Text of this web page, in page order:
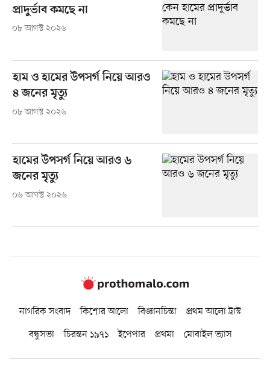
প্রাদুর্ভাব কমছে না
০৮ আগস্ট ২০২৬
হাম ও হামের উপসর্গ নিয়ে আরও
৪ জনের মৃত্যু
০৮ আগস্ট ২০২৬
হামের উপসর্গ নিয়ে আরও ৬
জনের মৃত্যু
০৬ আগস্ট ২০২৬
নাগরিক সংবাদ কিশোর আলো বিজ্ঞানচিন্তা
প্রথম আলো ট্রাস্ট
বন্ধুসভা
চিরন্তন ১৯৭১ ইপেপার প্রথমা মোবাইল ভ্যাস